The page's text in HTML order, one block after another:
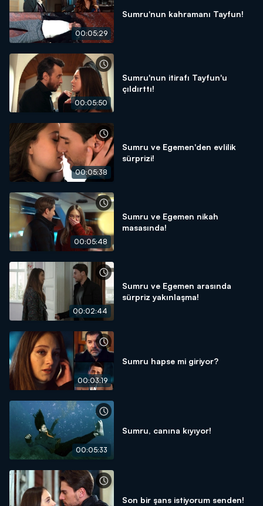
00:05:29
Sumru'nun kahramanı Tayfun!
00:05:50
Sumru'nun itirafı Tayfun'u
çıldırttı!
00:05:38
Sumru ve Egemen'den evlilik
sürprizi!
00:05:48
Sumru ve Egemen nikah
masasında!
00:02:44
Sumru ve Egemen arasında
sürpriz yakınlaşma!
00:03:19
Sumru hapse mi giriyor?
00:05:33
Sumru, canına kıyıyor!
Son bir şans istiyorum senden!